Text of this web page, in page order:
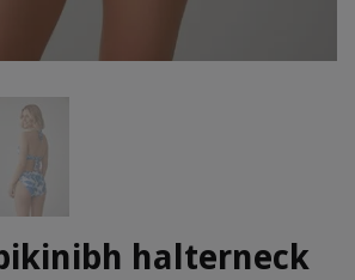
halterneck